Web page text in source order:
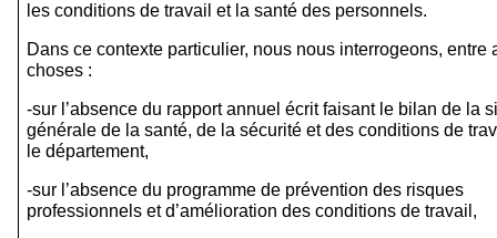
les conditions de travail et la santé des personnels.
Dans ce contexte particulier, nous nous interrogeons, entre
choses :
-sur l’absence du rapport annuel écrit faisant le bilan de la
générale de la santé, de la sécurité et des conditions de
le département,
-sur l’absence du programme de prévention des risques
professionnels et d’amélioration des conditions de travail,